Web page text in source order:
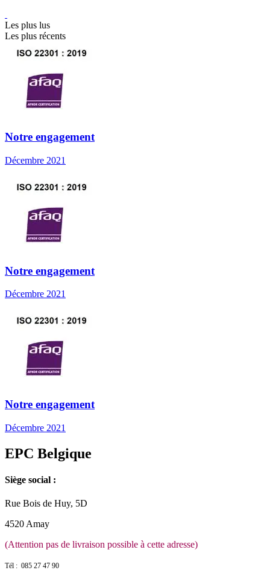
Les plus lus
Les plus récents
Notre engagement
Décembre 2021
Notre engagement
Décembre 2021
Notre engagement
Décembre 2021
EPC Belgique
Siège social :
Rue Bois de Huy, 5D
4520 Amay
(Attention pas de livraison possible à cette adresse)
Tél : 085 27 47 90